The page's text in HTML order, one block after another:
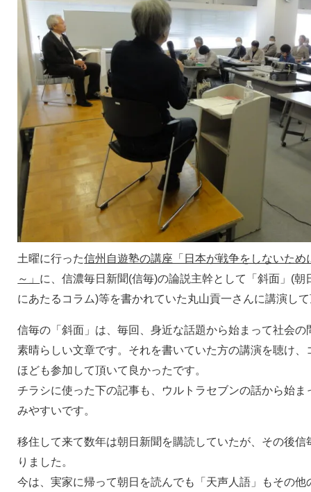
土曜に行った信州自遊塾の講座「日本が戦争をしないため
～」 に、信濃毎日新聞(信毎)の論説主幹として「斜面」(朝
にあたるコラム)等を書かれていた丸山貢一さんに講演し
信毎の「斜面」は、毎回、身近な話題から始まって社会の
素晴らしい文章です。それを書いていた方の講演を聴け、
ほども参加して頂いて良かったです。
チラシに使った下の記事も、ウルトラセブンの話から始ま
みやすいです。
移住して来て数年は朝日新聞を購読していたが、その後信
りました。
今は、実家に帰って朝日を読んでも「天声人語」もその他